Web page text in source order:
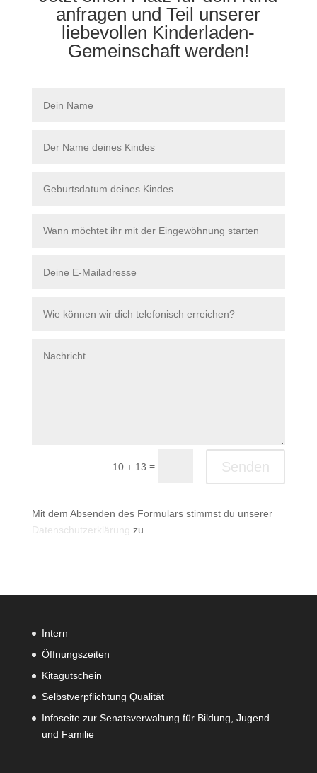
anfragen und Teil unserer
liebevollen Kinderladen-
Gemeinschaft werden!
10 + 13 = Senden
Mit dem Absenden des Formulars stimmst du unserer
Datenschutzerklärung zu.
Intern
Öffnungszeiten
Kitagutschein
Selbstverpflichtung Qualität
Infoseite zur Senatsverwaltung für Bildung, Jugend
und Familie